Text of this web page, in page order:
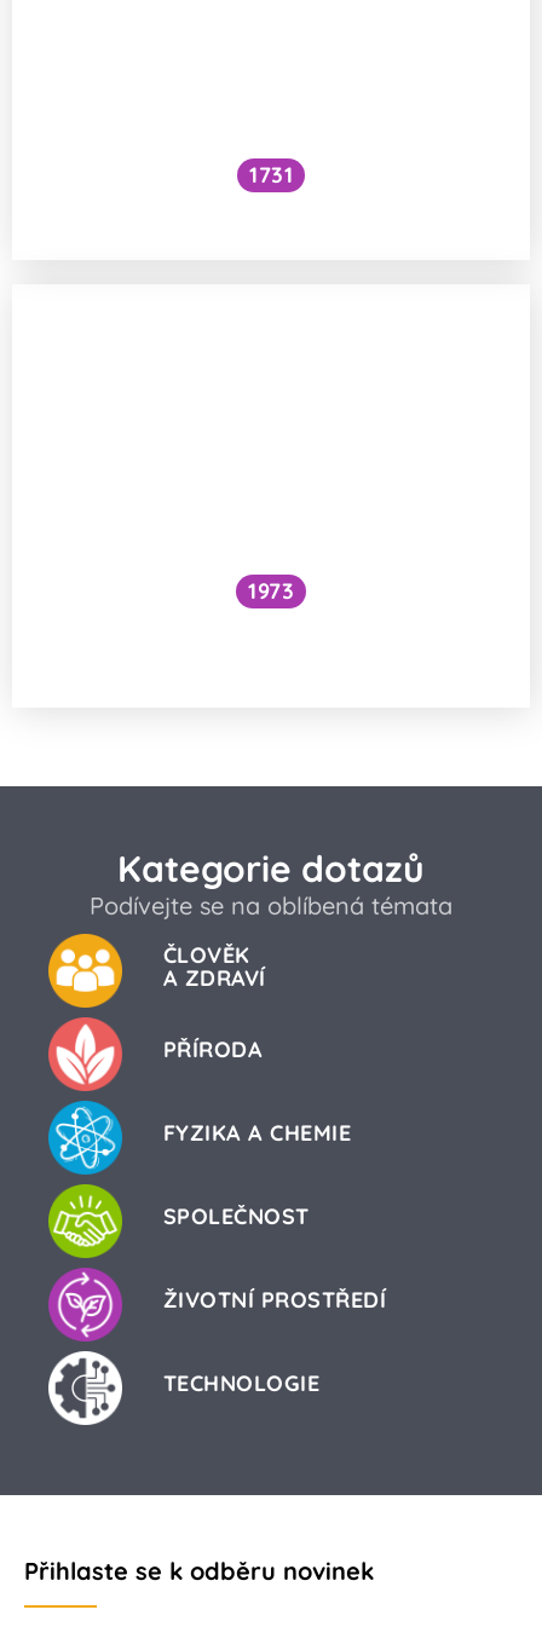
1731
1973
Kategorie dotazů
Podívejte se na oblíbená témata
ČLOVĚK
A ZDRAVÍ
PŘÍRODA
FYZIKA A CHEMIE
SPOLEČNOST
ŽIVOTNÍ PROSTŘEDÍ
TECHNOLOGIE
Přihlaste se k odběru novinek